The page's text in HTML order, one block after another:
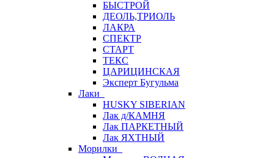
БЫСТРОЙ
ДЕОЛЬ,ТРИОЛЬ
ЛАКРА
СПЕКТР
СТАРТ
ТЕКС
ЦАРИЦИНСКАЯ
Эксперт Бугульма
Лаки
HUSKY SIBERIAN
Лак д/КАМНЯ
Лак ПАРКЕТНЫЙ
Лак ЯХТНЫЙ
Морилки